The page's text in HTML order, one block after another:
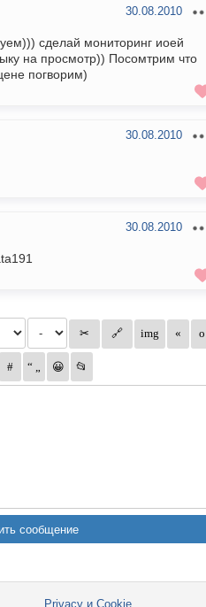
30.08.2010
сделай мониторинг иоей
на просмотр)) Посомтрим что
погворим)
30.08.2010
30.08.2010
Privacy и Cookie